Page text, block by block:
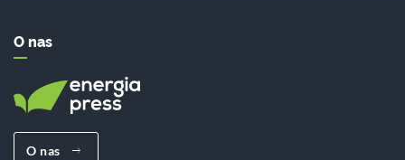
O nas
O nas